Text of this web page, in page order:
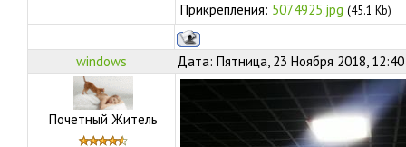
Прикрепления: 5074925.jpg (45.1 Kb)
windows Дата: Пятница, 23 Ноября 2018,
Почетный Житель